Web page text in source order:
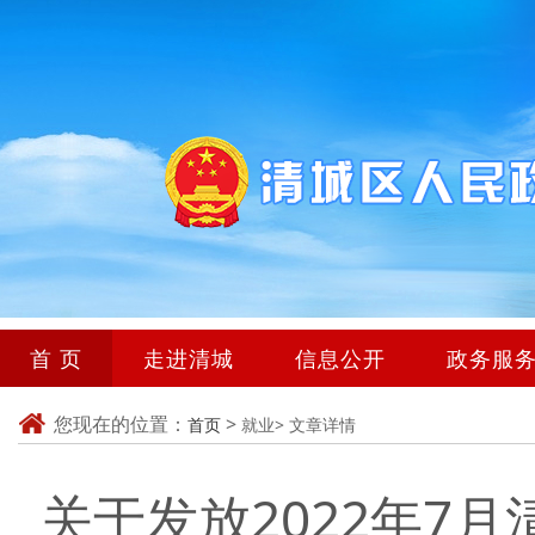
首 页 走进清城 信息公开 政务服
您现在的位置： 首页 > 就业> 文章详情
关于发放2022年7月